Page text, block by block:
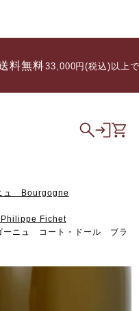
料/ 33,000円(税込)以上で い
ュ Bourgogne
Philippe Fichet
ーニュ コート・ドール ブラ